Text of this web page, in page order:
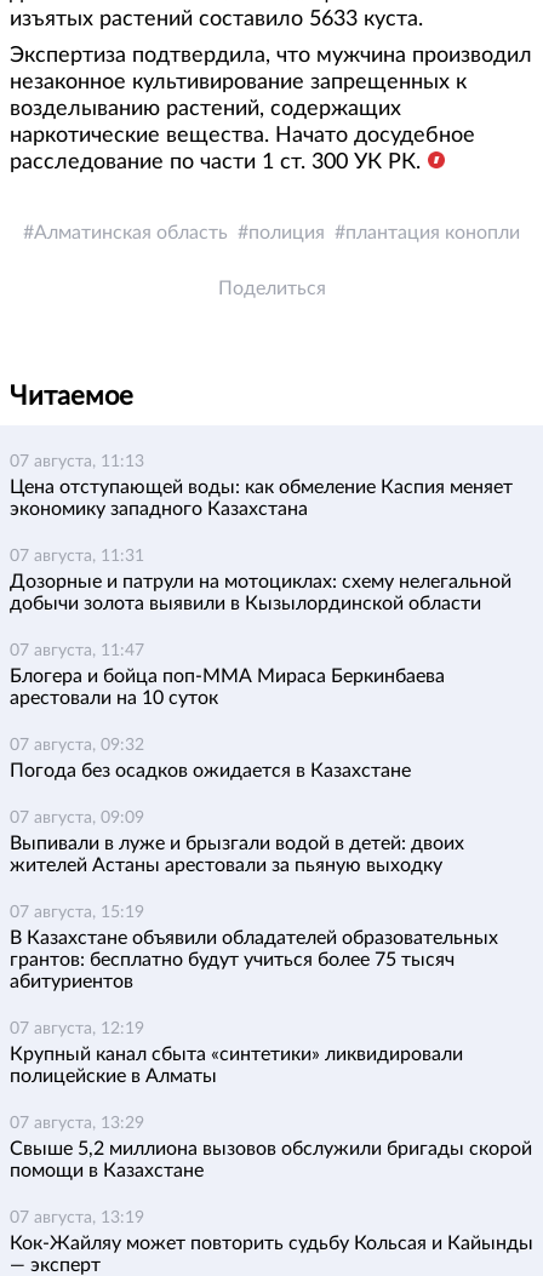
изъятых растений составило 5633 куста.
Экспертиза подтвердила, что мужчина производил
незаконное культивирование запрещенных к
возделыванию растений, содержащих
наркотические вещества. Начато досудебное
расследование по части 1 ст. 300 УК РК.
Алматинская область полиция плантация конопли
Поделиться
Читаемое
07 августа, 11:13
Цена отступающей воды: как обмеление Каспия меняет
экономику западного Казахстана
07 августа, 11:31
Дозорные и патрули на мотоциклах: схему нелегальной
добычи золота выявили в Кызылординской области
07 августа, 11:47
Блогера и бойца поп-ММА Мираса Беркинбаева
арестовали на 10 суток
07 августа, 09:32
Погода без осадков ожидается в Казахстане
07 августа, 09:09
Выпивали в луже и брызгали водой в детей: двоих
жителей Астаны арестовали за пьяную выходку
07 августа, 15:19
В Казахстане объявили обладателей образовательных
грантов: бесплатно будут учиться более 75 тысяч
абитуриентов
07 августа, 12:19
Крупный канал сбыта «синтетики» ликвидировали
полицейские в Алматы
07 августа, 13:29
Свыше 5,2 миллиона вызовов обслужили бригады скорой
помощи в Казахстане
07 августа, 13:19
Кок-Жайляу может повторить судьбу Кольсая и Кайынды
— эксперт